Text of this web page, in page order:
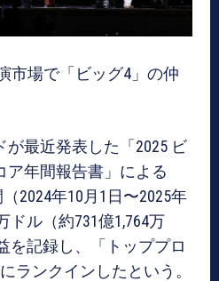
市場で「ビッグ4」の仲
最近発表した「2025 ビ
ア年間報告書」による
2024年10月1日〜2025年
ドル（約731億1,764万
を記録し、「トッププロ
ランクインしたという。